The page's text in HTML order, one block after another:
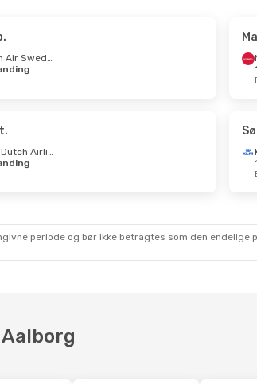
Norwegian Air Sweden
Klm Royal Dutch Airlines
periode og bør ikke betragtes som den